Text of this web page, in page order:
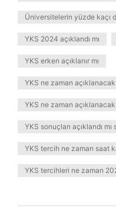
Üniversitelerin yüzde kaçı
YKS 2024 açıklandı mı
YKS erken açıklanır mı
YKS ne zaman
YKS ne zaman
YKS sonuçları açıklandı
YKS tercih ne zaman saat
YKS tercihleri ne zaman